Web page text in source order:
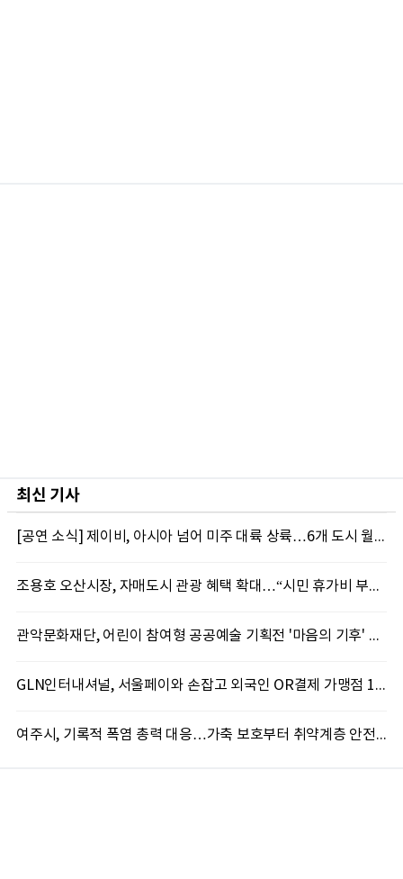
최신 기사
[공연 소식] 제이비, 아시아 넘어 미주 대륙 상륙…6개 도시 월드투어 포문
조용호 오산시장, 자매도시 관광 혜택 확대…“시민 휴가비 부담 덜겠다”
관악문화재단, 어린이 참여형 공공예술 기획전 '마음의 기후' 8일 개막
GLN인터내셔널, 서울페이와 손잡고 외국인 OR결제 가맹점 150만곳으로 확대
여주시, 기록적 폭염 총력 대응…가축 보호부터 취약계층 안전까지 현장 대응 강화